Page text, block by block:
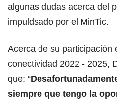
algunas dudas acerca del
impuldsado por el MinTic.
Acerca de su participación
conectividad 2022 - 2025,
que: “
siempre que tengo la